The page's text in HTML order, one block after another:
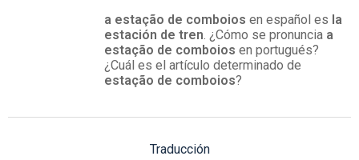
a estação de comboios en español es la
estación de tren. ¿Cómo se pronuncia a
estação de comboios en portugués?
¿Cuál es el artículo determinado de
estação de comboios?
Traducción